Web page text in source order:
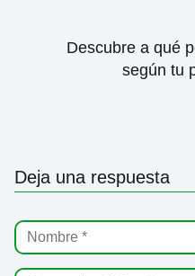
Descubre a qué
según tu
Deja una respuesta